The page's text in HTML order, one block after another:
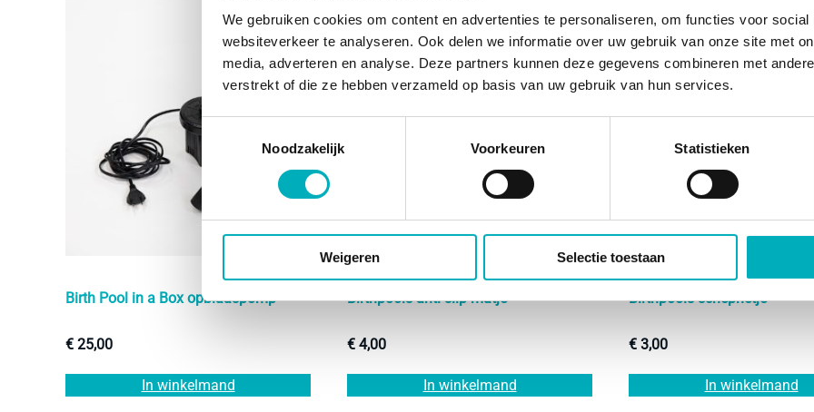
We gebruiken cookies om content en advertenties te personaliseren, om functies voor social
websiteverkeer te analyseren. Ook delen we informatie over uw gebruik van onze site met
media, adverteren en analyse. Deze partners kunnen deze gegevens combineren met
verstrekt of die ze hebben verzameld op basis van uw gebruik van hun services.
Toestemmingsselectie
Noodzakelijk
Voorkeuren Statistieken
Weigeren Selectie toestaan
Birth Pool in a Box opblaaspomp
€ 25,00
In winkelmand
Birthpools anti-slip matje
€ 4,00
In winkelmand
Birthpools schepnetje
€ 3,00
In winkelmand